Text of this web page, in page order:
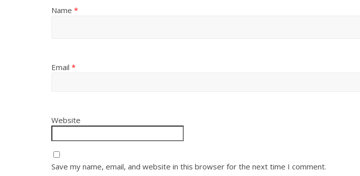
Name *
Email *
Website
Save my name, email, and website in this browser for the next time I comment.